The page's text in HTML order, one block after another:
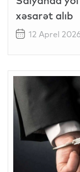
xəsarət alıb
12 Aprel